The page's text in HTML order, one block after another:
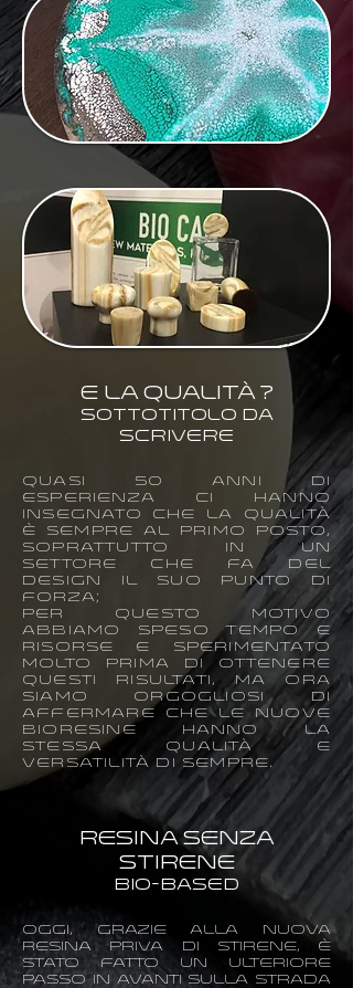
E la qualità ?
SOTTOTITOLO DA
SCRIVERE
Quasi 50 anni di
esperienza ci hanno
insegnato che la qualità
è sempre al primo posto,
soprattutto in un
settore che fa del
design il suo punto di
forza;
Per questo motivo
abbiamo speso tempo e
risorse e sperimentato
molto prima di ottenere
quEsti risultati, ma ora
siamo orgogliosi di
affermare che le nuove
BioResine hanno la
stessa qualità e
versatilità di sempre.
Resina senza
stirene
Bio-Based
Oggi, grazie alla nuova
resina priva di stirene, è
stato fatto un ulteriore
passo in avanti sulla strada